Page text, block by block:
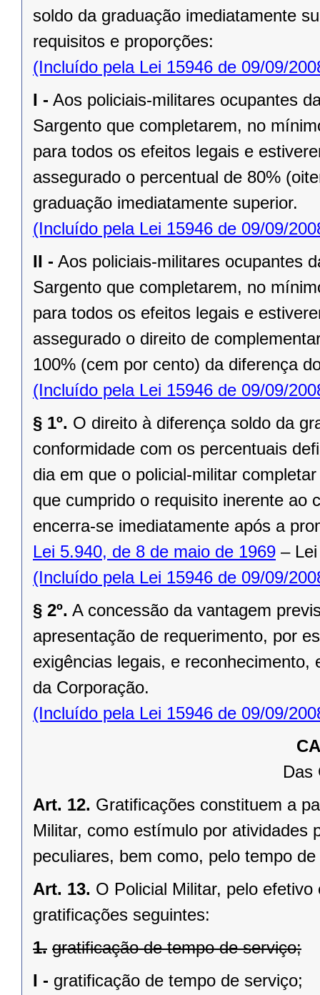
soldo da graduação imediatamente
requisitos e proporções:
(Incluído pela Lei 15946 de 09/09/
I - Aos policiais-militares ocupantes
Sargento que completarem, no
para todos os efeitos legais e
assegurado o percentual de 80%
graduação imediatamente superior.
(Incluído pela Lei 15946 de 09/09/
II - Aos policiais-militares ocupantes
Sargento que completarem, no
para todos os efeitos legais e
assegurado o direito de
100% (cem por cento) da diferença
(Incluído pela Lei 15946 de 09/09/
§ 1º. O direito à diferença soldo da
conformidade com os percentuais
dia em que o policial-militar
que cumprido o requisito inerente ao
encerra-se imediatamente após a
Lei 5.940, de 8 de maio de 1969 –
(Incluído pela Lei 15946 de 09/09/
§ 2º. A concessão da vantagem
apresentação de requerimento, por
exigências legais, e
da Corporação.
(Incluído pela Lei 15946 de 09/09/
Das
Art. 12. Gratificações constituem a
Militar, como estímulo por atividades
peculiares, bem como, pelo tempo
Art. 13. O Policial Militar, pelo
gratificações seguintes:
1. gratificação de tempo de serviço;
I - gratificação de tempo de serviço;